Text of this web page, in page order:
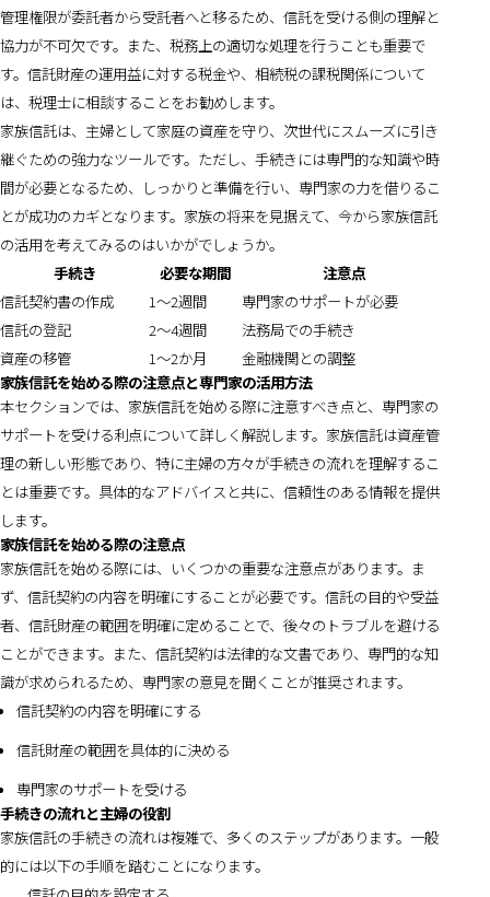
管理権限が委託者から受託者へと移るため、信託を受ける側の理解と
協力が不可欠です。また、税務上の適切な処理を行うことも重要で
す。信託財産の運用益に対する税金や、相続税の課税関係について
は、税理士に相談することをお勧めします。
家族信託は、主婦として家庭の資産を守り、次世代にスムーズに引き
継ぐための強力なツールです。ただし、手続きには専門的な知識や時
間が必要となるため、しっかりと準備を行い、専門家の力を借りるこ
とが成功のカギとなります。家族の将来を見据えて、今から家族信託
の活用を考えてみるのはいかがでしょうか。
手続き
必要な期間
注意点
信託契約書の作成
1〜2週間
専門家のサポートが必要
信託の登記
2〜4週間
法務局での手続き
資産の移管
1〜2か月
金融機関との調整
家族信託を始める際の注意点と専門家の活用方法
本セクションでは、家族信託を始める際に注意すべき点と、専門家の
サポートを受ける利点について詳しく解説します。家族信託は資産管
理の新しい形態であり、特に主婦の方々が手続きの流れを理解するこ
とは重要です。具体的なアドバイスと共に、信頼性のある情報を提供
します。
家族信託を始める際の注意点
家族信託を始める際には、いくつかの重要な注意点があります。ま
ず、信託契約の内容を明確にすることが必要です。信託の目的や受益
者、信託財産の範囲を明確に定めることで、後々のトラブルを避ける
ことができます。また、信託契約は法律的な文書であり、専門的な知
識が求められるため、専門家の意見を聞くことが推奨されます。
信託契約の内容を明確にする
信託財産の範囲を具体的に決める
専門家のサポートを受ける
手続きの流れと主婦の役割
家族信託の手続きの流れは複雑で、多くのステップがあります。一般
的には以下の手順を踏むことになります。